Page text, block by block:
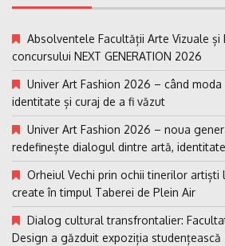
Absolventele Facultății Arte Vizuale
concursului NEXT GENERATION 2026
Univer Art Fashion 2026 – când moda
identitate și curaj de a fi văzut
Univer Art Fashion 2026 – noua
redefinește dialogul dintre artă,
Orheiul Vechi prin ochii tinerilor
create în timpul Taberei de Plein Air
Dialog cultural transfrontalier:
Design a găzduit expoziția studențească